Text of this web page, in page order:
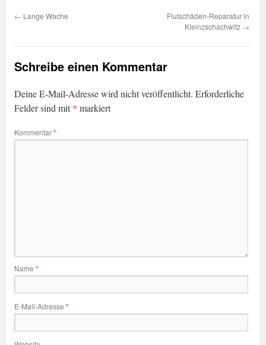
← Lange Wache
Flutschäden-Reparatur in
Kleinzschachwitz →
Schreibe einen Kommentar
Deine E-Mail-Adresse wird nicht veröffentlicht. Erforderliche
Felder sind mit* markiert
Kommentar*
Name *
E-Mail-Adresse *